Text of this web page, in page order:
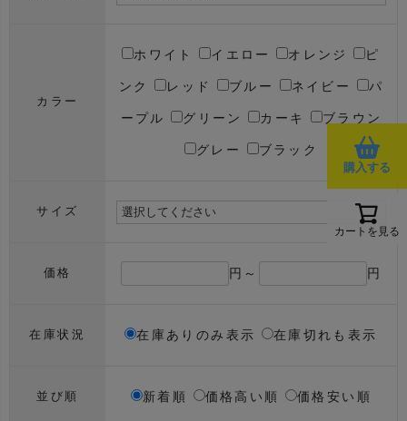
購入する
カートを見る
カラー
ホワイト イエロー オレンジ ピ
ンク レッド ブルー ネイビー パ
ープル グリーン カーキ ブラウン
グレー ブラック
サイズ
価格 円～ 円
在庫状況 在庫ありのみ表示 在庫切れも表示
並び順 新着順 価格高い順 価格安い順